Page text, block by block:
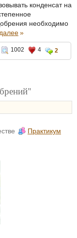
конденсат на
необходимо
»
1002 4 2
Практикум